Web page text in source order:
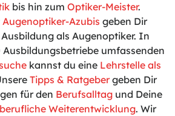
bis hin zum Optiker-Meister.
Azubis geben Dir
als Augenoptiker. In
Ausbildungsbetriebe umfassenden
kannst du eine Lehrstelle als
Tipps & Ratgebergeben Dir
für den Berufsalltag und Deine
berufliche Weiterentwicklung. Wir